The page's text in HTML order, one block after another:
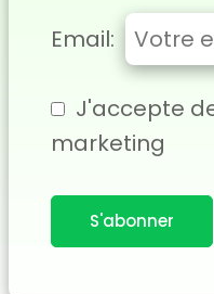
Email:
J'accepte
marketing
S'abonner